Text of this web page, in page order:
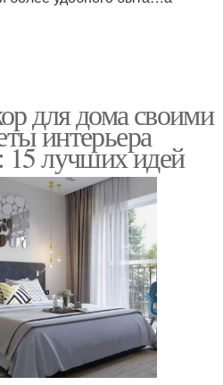
для дома своими
интерьера
15 лучших идей